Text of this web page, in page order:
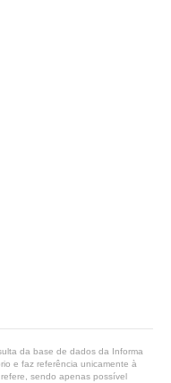
da base de dados da Informa
e faz referência unicamente à
sendo apenas possível